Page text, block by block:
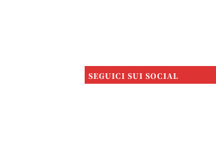
SEGUICI SUI SOCIAL